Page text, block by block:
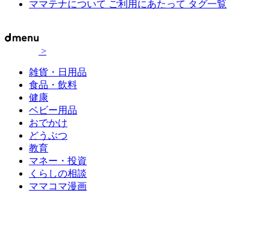
ママテナについて ご利用にあたって タグ一覧
>
雑貨・日用品
食品・飲料
健康
ベビー用品
おでかけ
どうぶつ
教育
マネー・投資
くらしの相談
ママコマ漫画